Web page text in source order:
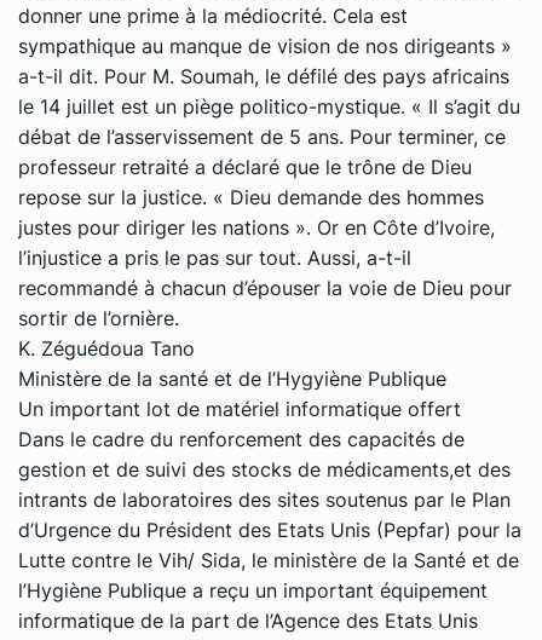
donner une prime à la médiocrité. Cela est
sympathique au manque de vision de nos dirigeants »
a-t-il dit. Pour M. Soumah, le défilé des pays africains
le 14 juillet est un piège politico-mystique. « Il s’agit du
débat de l’asservissement de 5 ans. Pour terminer, ce
professeur retraité a déclaré que le trône de Dieu
repose sur la justice. « Dieu demande des hommes
justes pour diriger les nations ». Or en Côte d’Ivoire,
l’injustice a pris le pas sur tout. Aussi, a-t-il
recommandé à chacun d’épouser la voie de Dieu pour
sortir de l’ornière.
K. Zéguédoua Tano
Ministère de la santé et de l’Hygyiène Publique
Un important lot de matériel informatique offert
Dans le cadre du renforcement des capacités de
gestion et de suivi des stocks de médicaments,et des
intrants de laboratoires des sites soutenus par le Plan
d’Urgence du Président des Etats Unis (Pepfar) pour la
Lutte contre le Vih/ Sida, le ministère de la Santé et de
l’Hygiène Publique a reçu un important équipement
informatique de la part de l’Agence des Etats Unis